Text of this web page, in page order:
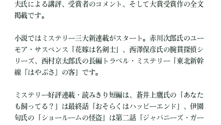
夫氏による講評、受賞者のコメント、そして大賞受賞作の全文
掲載です。
小説ではミステリー三大新連載がスタート。赤川次郎氏のユー
モア・サスペンス「花嫁は名剣士」、西澤保彦氏の腕貫探偵シ
リーズ、西村京太郎氏の長編トラベル・ミステリー「東北新幹
線『はやぶさ』の客」です。
ミステリー好評連載・読みきり短編は、蒼井上鷹氏の「あなた
も飼ってる？」は最終話「おそらくはハッピーエンド」、伊園
旬氏の「ショールームの怪盗」は第二話「ジャパニーズ・ガー